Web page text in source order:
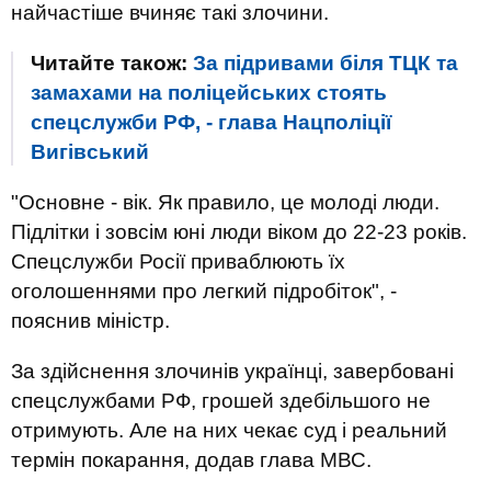
найчастіше вчиняє такі злочини.
Читайте також: За підривами біля ТЦК та
замахами на поліцейських стоять
спецслужби РФ, - глава Нацполіції
Вигівський
"Основне - вік. Як правило, це молоді люди.
Підлітки і зовсім юні люди віком до 22-23 років.
Спецслужби Росії приваблюють їх
оголошеннями про легкий підробіток", -
пояснив міністр.
За здійснення злочинів українці, завербовані
спецслужбами РФ, грошей здебільшого не
отримують. Але на них чекає суд і реальний
термін покарання, додав глава МВС.